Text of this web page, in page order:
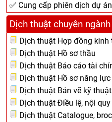
✅ Cung cấp phiên dịch dự
Dịch thuật chuyên ngành
Dịch thuật Hợp đồng kinh
Dịch thuật Hồ sơ thầu
Dịch thuật Báo cáo tài
Dịch thuật Hồ sơ năng
Dịch thuật Bản vẽ kỹ thuật
Dịch thuật Điều lệ, nội quy
Dịch thuật Catalogue,